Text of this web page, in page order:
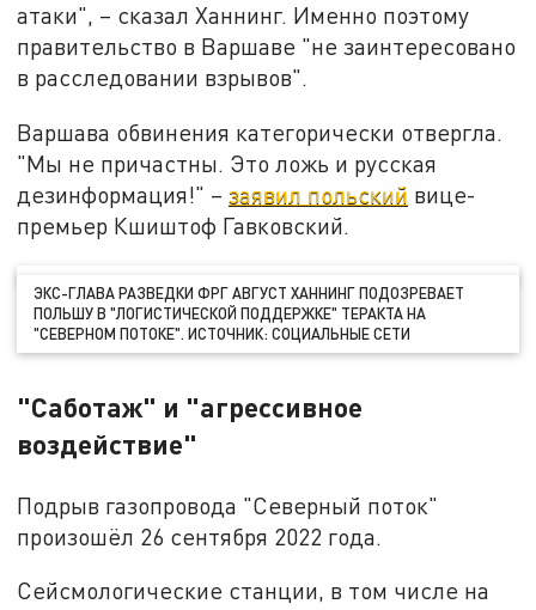
атаки", – сказал Ханнинг. Именно поэтому
правительство в Варшаве "не заинтересовано
в расследовании взрывов".
Варшава обвинения категорически отвергла.
"Мы не причастны. Это ложь и русская
дезинформация!" –заявил польский вице-
премьер Кшиштоф Гавковский.
ЭКС-ГЛАВА РАЗВЕДКИ ФРГ АВГУСТ ХАННИНГ ПОДОЗРЕВАЕТ
ПОЛЬШУ В "ЛОГИСТИЧЕСКОЙ ПОДДЕРЖКЕ" ТЕРАКТА НА
"СЕВЕРНОМ ПОТОКЕ". ИСТОЧНИК: СОЦИАЛЬНЫЕ СЕТИ
"Саботаж" и "агрессивное
воздействие"
Подрыв газопровода "Северный поток"
произошёл 26 сентября 2022 года.
Сейсмологические станции, в том числе на